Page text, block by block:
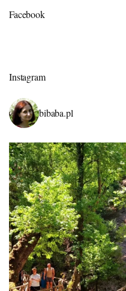
Facebook
Instagram
bibaba.pl